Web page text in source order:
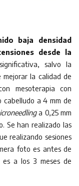
baja densidad
desde la
salvo la
la calidad de
mesoterapia con
cabelludo a 4 mm de
a 0,25 mm
Se han realizado las
realizando sesiones
foto es antes de
a los 3 meses de